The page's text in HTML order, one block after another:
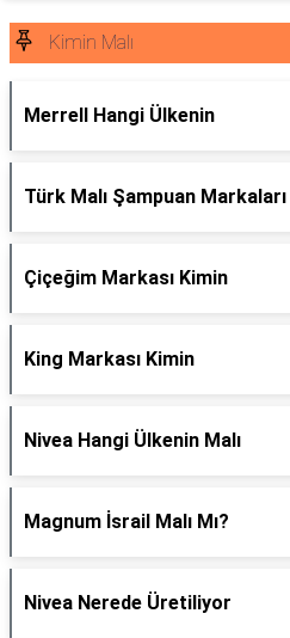
Kimin Malı
Merrell Hangi Ülkenin
Türk Malı Şampuan Markaları
Çiçeğim Markası Kimin
King Markası Kimin
Nivea Hangi Ülkenin Malı
Magnum İsrail Malı Mı?
Nivea Nerede Üretiliyor